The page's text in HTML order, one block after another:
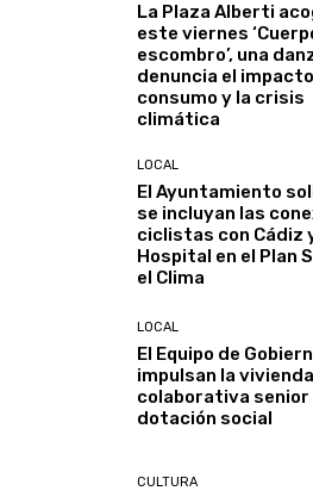
La Plaza Alberti
este viernes
escombro’, una
denuncia el
consumo y la crisis
climática
LOCAL
El Ayuntamiento
se incluyan las
ciclistas con Cádiz
Hospital en el Plan
el Clima
LOCAL
El Equipo de
impulsan la vivienda
colaborativa senior
dotación social
CULTURA